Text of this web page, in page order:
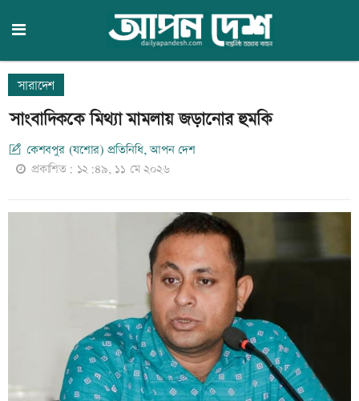
সারাদেশ
সাংবাদিককে মিথ্যা মামলায় জড়ানোর হুমকি
কেশবপুর (যশোর) প্রতিনিধি, আপন দেশ
প্রকাশিত: ১২:৪৯, ১১ মে ২০২৬